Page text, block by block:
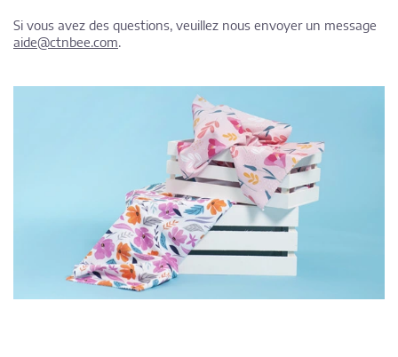
Si vous avez des questions, veuillez nous envoyer un message
aide@ctnbee.com.